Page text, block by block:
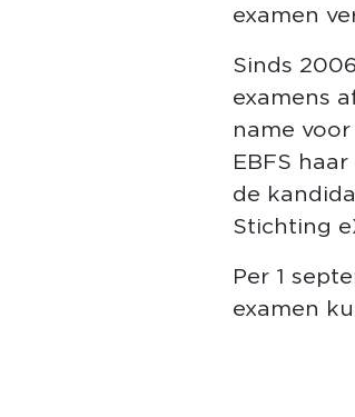
examen
Sinds
examens
name
EBFS
de
Stichting
Per 1
examen